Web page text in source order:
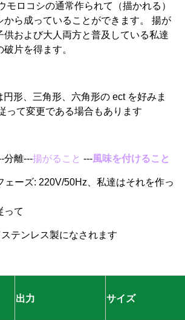
ロコシの通常作られて（描かれる）
ら成っていることができます。 揚が
および大人両方と普及している私達
片を得ます。
形、三角形、六角形の ect を好みま
って変更である場合もあります
分離---揚がること ---風味を付けること
ェーズ: 220V/50Hz、私達はそれを作っ
って
テンレス製になされます
出力 サイズ